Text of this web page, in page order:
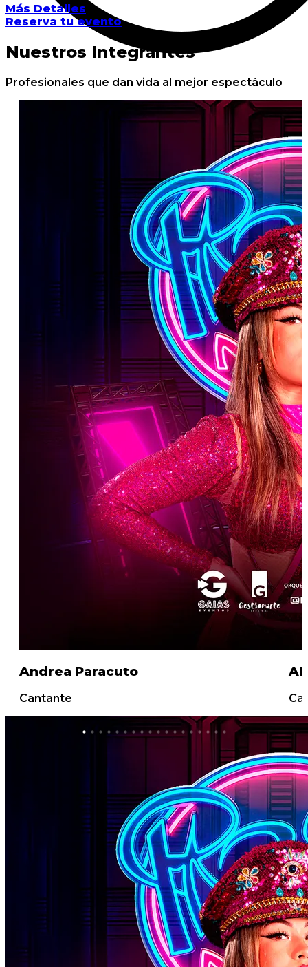
Más Detalles
Reserva tu evento
Nuestros Integrantes
Profesionales que dan vida al mejor espectáculo
Alba Navarro
Cantante